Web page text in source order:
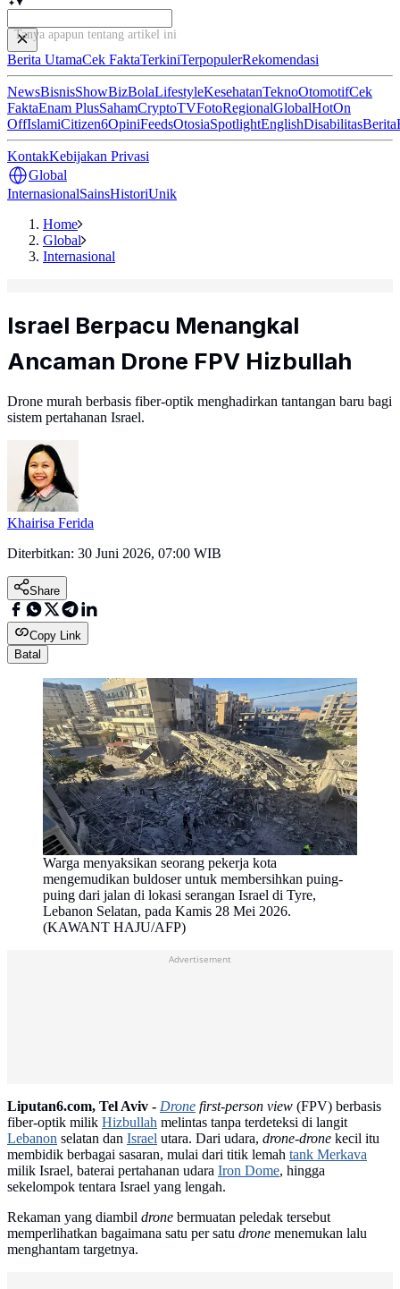
Tanya apapun tentang artikel in
Berita UtamaCek FaktaTerkiniTerpopulerRekomendasi
NewsBisnisShowBizBolaLifestyleKesehatanTeknoOtomotifCek
FaktaEnam PlusSahamCryptoTVFotoRegionalGlobalHotOn
OffIslamiCitizen6OpiniFeedsOtosiaSpotlightEnglishDisabilitasBerita
KontakKebijakan Privasi
Global
InternasionalSainsHistoriUnik
Home
Global
Internasional
Israel Berpacu Menangkal
Ancaman Drone FPV Hizbullah
Drone murah berbasis fiber-optik menghadirkan tantangan baru bagi
sistem pertahanan Israel.
Khairisa Ferida
Diterbitkan: 30 Juni 2026, 07:00 WIB
Share
Copy Link
Batal
Warga menyaksikan seorang pekerja kota
mengemudikan buldoser untuk membersihkan puing-
puing dari jalan di lokasi serangan Israel di Tyre,
Lebanon Selatan, pada Kamis 28 Mei 2026.
(KAWANT HAJU/AFP)
Advertisement
Liputan6.com, Tel Aviv - Drone first-person view (FPV) berbasis
fiber-optik milik Hizbullah melintas tanpa terdeteksi di langit
Lebanon selatan dan Israel utara. Dari udara, drone-drone kecil itu
membidik berbagai sasaran, mulai dari titik lemah tank Merkava
milik Israel, baterai pertahanan udara Iron Dome, hingga
sekelompok tentara Israel yang lengah.
Rekaman yang diambil drone bermuatan peledak tersebut
memperlihatkan bagaimana satu per satu drone menemukan lalu
menghantam targetnya.